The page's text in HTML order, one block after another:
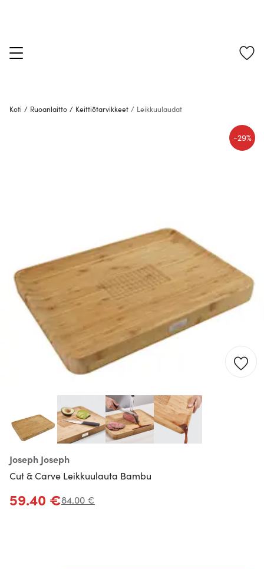
Koti / Ruoanlaitto / Keittiötarvikkeet / Leikkuulaudat
Joseph Joseph
Cut & Carve Leikkuulauta Bambu
-29%
59.40 €84.00 €